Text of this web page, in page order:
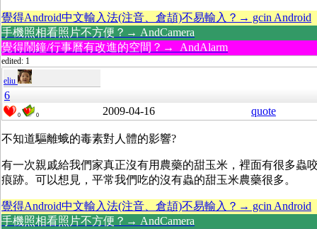
覺得Android中文輸入法(注音、倉頡)不易輸入？→ gcin Android
手機照相看照片不方便？→ AndCamera
覺得鬧鐘/行事曆有改進的空間？→ AndAlarm
edited: 1
eliu
6
0 0 2009-04-16 quote
不知道驅離蛾的毒素對人體的影響?
有一次親戚給我們家真正沒有用農藥的甜玉米，裡面有很多蟲
痕跡。可以想見，平常我們吃的沒有蟲的甜玉米農藥很多。
覺得Android中文輸入法(注音、倉頡)不易輸入？→ gcin Android
手機照相看照片不方便？→ AndCamera